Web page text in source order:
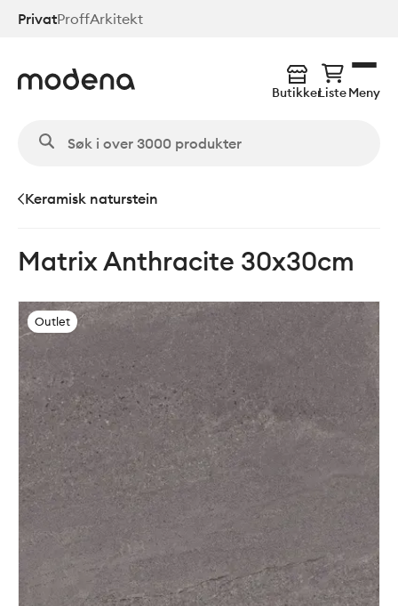
Hopp
PrivatProffArkitekt
ButikkerListeMeny
Keramisk naturstein
Matrix Anthracite 30x30cm
Outlet